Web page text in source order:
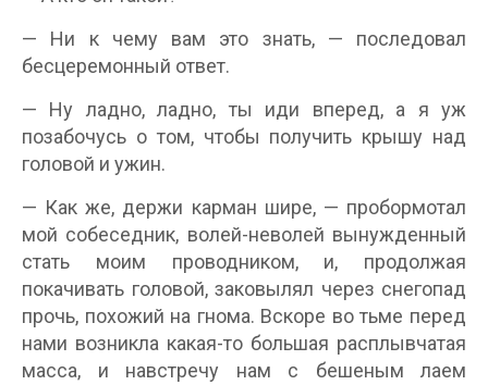
— Ни к чему вам это знать, — последовал
бесцеремонный ответ.
— Ну ладно, ладно, ты иди вперед, а я уж
позабочусь о том, чтобы получить крышу над
головой и ужин.
— Как же, держи карман шире, — пробормотал
мой собеседник, волей-неволей вынужденный
стать моим проводником, и, продолжая
покачивать головой, заковылял через снегопад
прочь, похожий на гнома. Вскоре во тьме перед
нами возникла какая-то большая расплывчатая
масса, и навстречу нам с бешеным лаем